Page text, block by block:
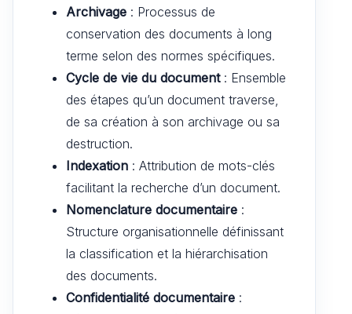
Archivage : Processus de
conservation des documents à long
terme selon des normes spécifiques.
Cycle de vie du document: Ensemble
des étapes qu’un document traverse,
de sa création à son archivage ou sa
destruction.
Indexation : Attribution de mots-clés
facilitant la recherche d’un document.
Nomenclature documentaire :
Structure organisationnelle définissant
la classification et la hiérarchisation
des documents.
Confidentialité documentaire :